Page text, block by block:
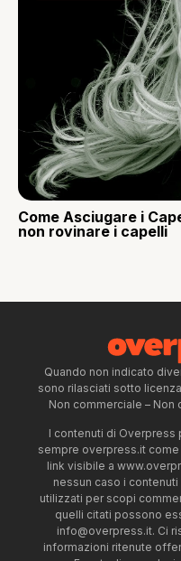
Come Asciugare i
non rovinare i capelli
Quando non indicato
sono rilasciati sotto
Non commerciale – Non
I contenuti di
sempre overpress.it
link visibile a
nessun caso i
utilizzati per scopi
quelli citati possono
info@overpress.it. Ci
informazioni ritenute